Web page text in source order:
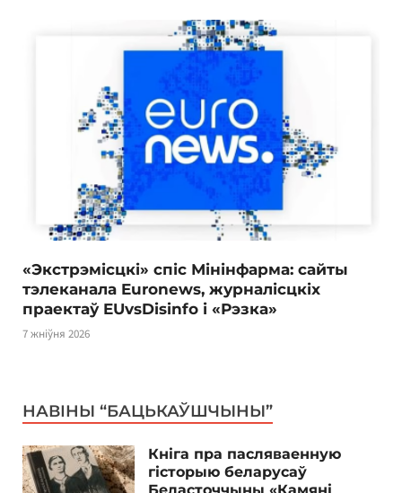
«Экстрэмісцкі» спіс Мінінфарма: сайты
тэлеканала Euronews, журналісцкіх
праектаў EUvsDisinfo і «Рэзка»
7 жніўня 2026
НАВІНЫ “БАЦЬКАЎШЧЫНЫ”
Кніга пра пасляваенную
гісторыю беларусаў